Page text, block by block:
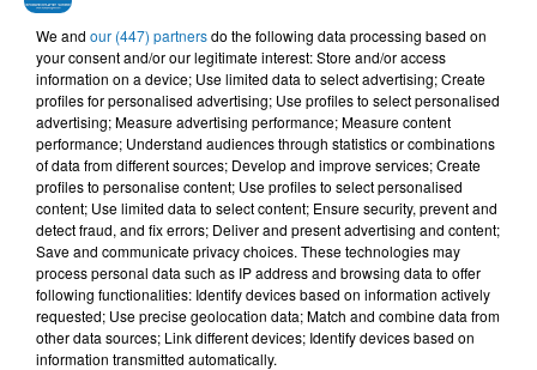
a examiné les dossiers complets des candidats.
Ainsi, après les jugements rendus par le Tribunal
administratif, l'Insance a dévoilé la liste définitive des
candidatures retenues.
Il s'agit de celles de : Monji Rahoui, Mohamed Abbou,Abir
Moussi,Nabil Karoui,Mohamed Lotfi Mraihi,Mehdi Jemâa
Hamadi Jebali, Hamma Hammami,Mohamed Moncef
Marzouki,Abdelkarim zbidi,Mohsen Marzouk,Mohamed
Sghaier Nouri,Mohamed Hechmi Hamdi,Abdelfattah
Mourou,Omar Mansour,Youssef Chahed,Kais Saïd,Elyes
Fakhfakh,Slim Riahi,Salma Elloumi,Saïd Aïdi,Ahmed Safi
Said,Neji Jalloul,Hatem Boulabiar Abid Briki
We and our (447) partnersdo the following data processing based on
your consent and/or our legitimate interest: Store and/or access
information on a device; Use limited data to select advertising; Create
profiles for personalised advertising; Use profiles to select personalised
advertising; Measure advertising performance; Measure content
performance; Understand audiences through statistics or combinations
of data from different sources; Develop and improve services; Create
profiles to personalise content; Use profiles to select personalised
content; Use limited data to select content; Ensure security, prevent and
detect fraud, and fix errors; Deliver and present advertising and content;
Save and communicate privacy choices. These technologies may
process personal data such as IP address and browsing data to offer
following functionalities: Identify devices based on information actively
requested; Use precise geolocation data; Match and combine data from
other data sources; Link different devices; Identify devices based on
information transmitted automatically.